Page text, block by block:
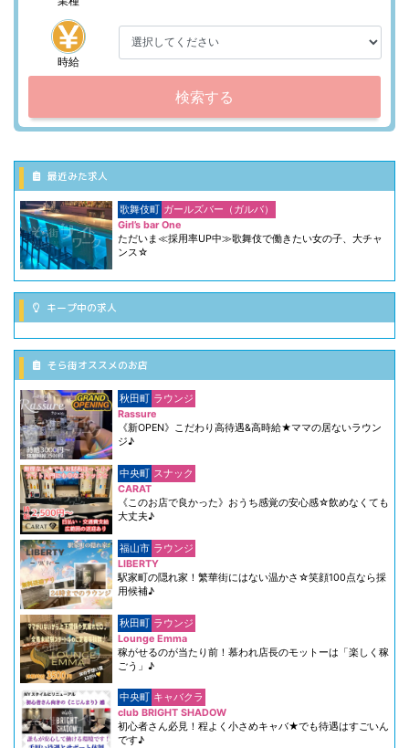
時給
検索する
最近みた求人
歌舞伎町 ガールズバー（ガルバ）
Girl’s bar One
ただいま≪採用率UP中≫歌舞伎で働きたい女の子、大チャ
ンス☆
キープ中の求人
そら街オススメのお店
秋田町 ラウンジ
Rassure
《新OPEN》こだわり高待遇&高時給★ママの居ないラウン
ジ♪
中央町 スナック
CARAT
《このお店で良かった》おうち感覚の安心感☆飲めなくても
大丈夫♪
福山市 ラウンジ
LIBERTY
駅家町の隠れ家！繁華街にはない温かさ☆笑顔100点なら採
用候補♪
秋田町 ラウンジ
Lounge Emma
稼がせるのが当たり前！慕われ店長のモットーは「楽しく稼
ごう」♪
中央町 キャバクラ
club BRIGHT SHADOW
初心者さん必見！程よく小さめキャバ★でも待遇はすごいん
です♪